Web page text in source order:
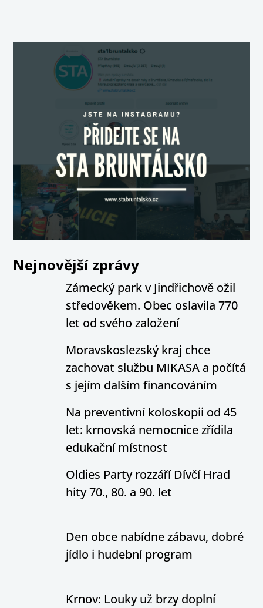
Nejnovější zprávy
Zámecký park v Jindřichově ožil
středověkem. Obec oslavila 770
let od svého založení
Moravskoslezský kraj chce
zachovat službu MIKASA a počítá
s jejím dalším financováním
Na preventivní koloskopii od 45
let: krnovská nemocnice zřídila
edukační místnost
Oldies Party rozzáří Dívčí Hrad
hity 70., 80. a 90. let
Den obce nabídne zábavu, dobré
jídlo i hudební program
Krnov: Louky už brzy doplní